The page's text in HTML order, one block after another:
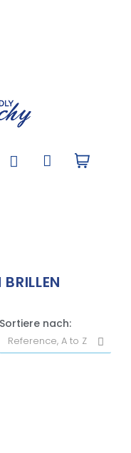
Sortiere nach: